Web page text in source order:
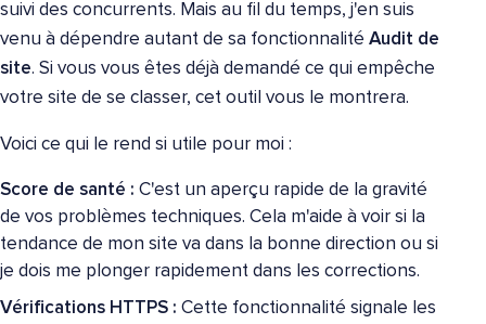
suivi des concurrents. Mais au fil du temps, j'en suis
venu à dépendre autant de sa fonctionnalité Audit de
site. Si vous vous êtes déjà demandé ce qui empêche
votre site de se classer, cet outil vous le montrera.
Voici ce qui le rend si utile pour moi :
Score de santé : C'est un aperçu rapide de la gravité
de vos problèmes techniques. Cela m'aide à voir si la
tendance de mon site va dans la bonne direction ou si
je dois me plonger rapidement dans les corrections.
Vérifications HTTPS : Cette fonctionnalité signale les